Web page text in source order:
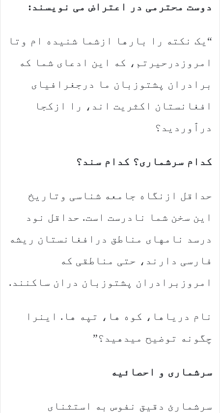
دوست محترمی در اعتراض می نویسند:
“یک نکته را بارها ازشما شنیده ام وتا
امروزدرحیرتم، که این ادعای شما که
برادران پشتوزبان ما درجغرافیای
افغانستان اکثریت اند، را ازکجا
درٱوردید؟
کدام سرشماری؟ کدام سند؟
حداقل ازنگاه جامعه شناسی وتاریخ
این سخن شما نادرست است. حداقل نود
درسد نامهای مناطق درافغانستان ریشه
فارسی دارند، حتی مناطقی که
امروزبرادران پشتوزبان دران ساکنند.
نام دریاها، کوه ها، تپه ها. اینرا
چگونه توضیح میدهید؟”
سرشماری و احصائیه
سرشمارئ دقیق نفوس به استثنای